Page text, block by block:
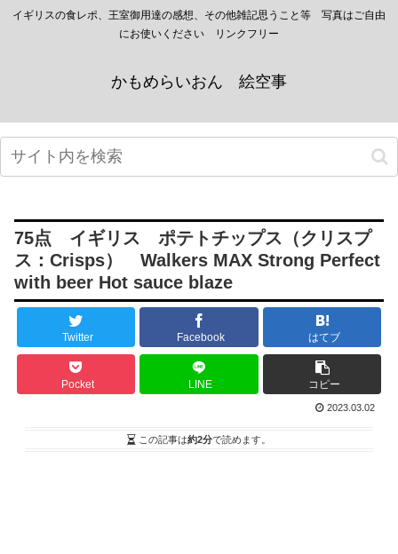
イギリスの食レポ、王室御用達の感想、その他雑記思うこと等 写真はご自由
にお使いください リンクフリー
かもめらいおん 絵空事
75点 イギリス ポテトチップス（クリスプ
ス：Crisps） Walkers MAX Strong Perfect
with beer Hot sauce blaze
Twitter Facebook はてブ
Pocket LINE コピー
2023.03.02
この記事は約2分で読めます。